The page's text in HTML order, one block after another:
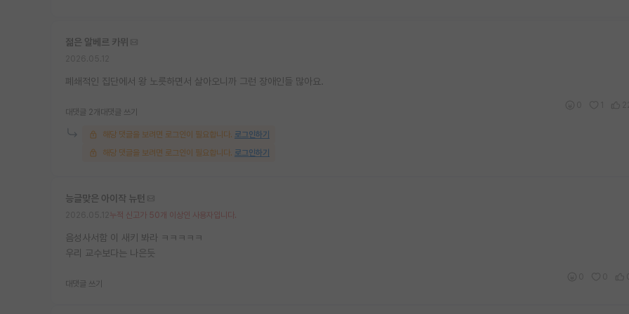
젊은 알베르 카뮈
폐쇄적인 집단에서 왕 노릇하면서 살아오니까 그런 장애인들 많아요.
대댓글 2개 대댓글 쓰기
해당 댓글을 보려면 로그인이 필요합니다. 로그인하기
해당 댓글을 보려면 로그인이 필요합니다. 로그인하기
능글맞은 아이작 뉴턴
누적 신고가 50개 이상인 사용자입니다.
음성사서함 이 새키 봐라 ㅋㅋㅋㅋㅋ
우리 교수보다는 나은듯
대댓글 쓰기